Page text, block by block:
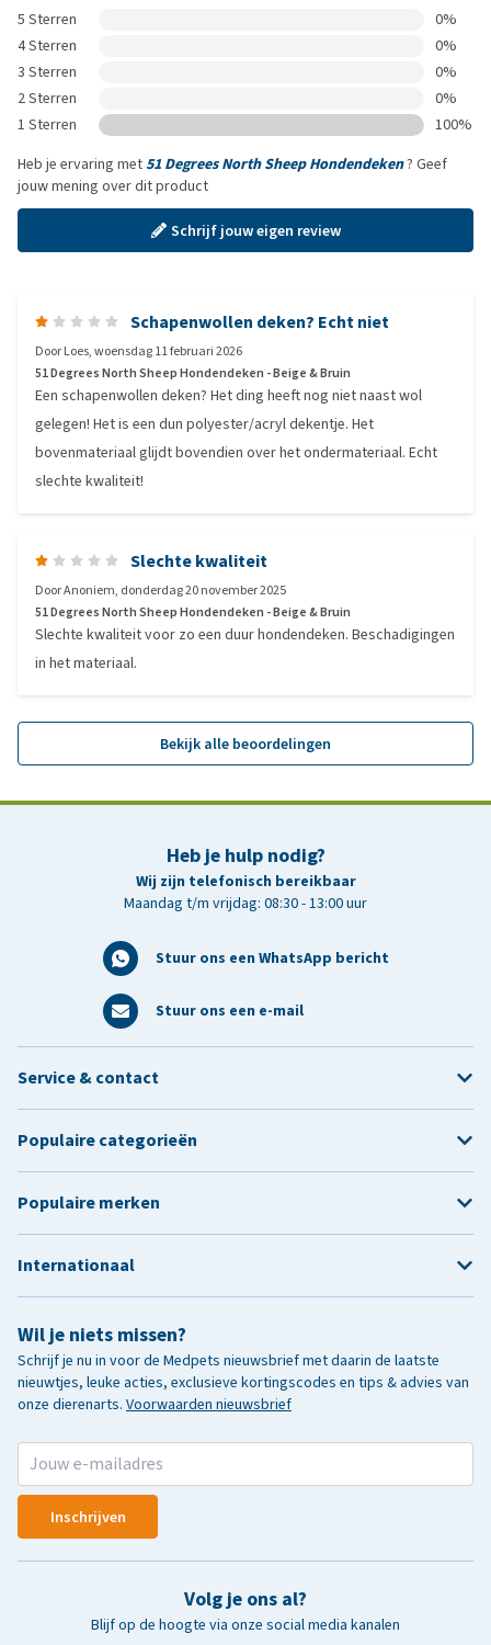
5 Sterren
0%
4 Sterren
0%
3 Sterren
0%
2 Sterren
0%
1 Sterren
100%
Heb je ervaring met51 Degrees North Sheep Hondendeken? Geef
jouw mening over dit product
Schrijf jouw eigen review
Schapenwollen deken? Echt niet
DoorLoes,woensdag 11 februari 2026
51 Degrees North Sheep Hondendeken - Beige & Bruin
Een schapenwollen deken? Het ding heeft nog niet naast wol
gelegen! Het is een dun polyester/acryl dekentje. Het
bovenmateriaal glijdt bovendien over het ondermateriaal. Echt
slechte kwaliteit!
Slechte kwaliteit
DoorAnoniem, donderdag 20 november 2025
51 Degrees North Sheep Hondendeken - Beige & Bruin
Slechte kwaliteit voor zo een duur hondendeken. Beschadigingen
in het materiaal.
Bekijk alle beoordelingen
Heb je hulp nodig?
Wij zijn telefonisch bereikbaar
Maandag t/m vrijdag: 08:30 - 13:00 uur
Stuur ons een WhatsApp bericht
Stuur ons een e-mail
Wil je niets missen?
Schrijf je nu in voor de Medpets nieuwsbrief met daarin de laatste
nieuwtjes, leuke acties, exclusieve kortingscodes en tips & advies van
onze dierenarts. Voorwaarden nieuwsbrief
Inschrijven
Volg je ons al?
Blijf op de hoogte via onze social media kanalen
Service & contact
Populaire categorieën
Populaire merken
Internationaal